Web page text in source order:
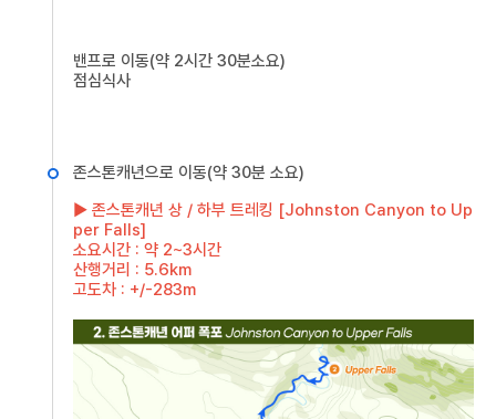
밴프로 이동(약 2시간 30분소요)
점심식사
존스톤캐년으로 이동(약 30분 소요)
▶ 존스톤캐년 상 / 하부 트레킹 [Johnston Canyon to Up
per Falls]
소요시간 : 약 2~3시간
산행거리 : 5.6km
고도차 : +/-283m